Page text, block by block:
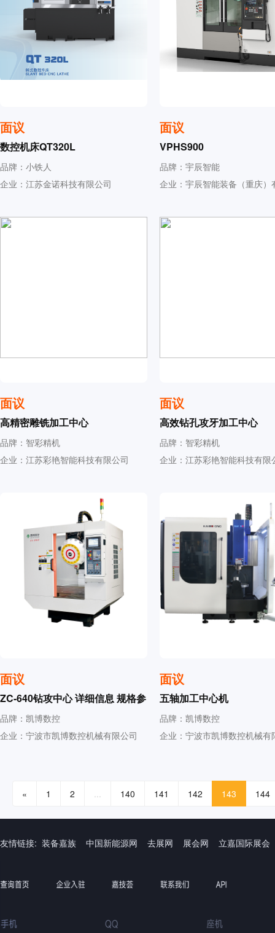
面议
数控机床QT320L
品牌：小铁人
企业：江苏金诺科技有限公司
面议
VPHS900
品牌：宇辰智能
企业：宇辰智能装备（重庆）
面议
高精密雕铣加工中心
品牌：智彩精机
企业：江苏彩艳智能科技有限公司
面议
高效钻孔攻牙加工中心
品牌：智彩精机
企业：江苏彩艳智能科技有限
面议
ZC-640钻攻中心 详细信息 规格参
品牌：凯博数控
企业：宁波市凯博数控机械有限公司
面议
五轴加工中心机
品牌：凯博数控
企业：宁波市凯博数控机械有
« 1 2 ... 140 141 142 143 144
友情链接: 装备嘉族 中国新能源网 去展网 展会网 立嘉国际展会